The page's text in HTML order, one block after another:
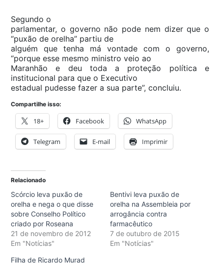
Segundo o
parlamentar, o governo não pode nem dizer que o
“puxão de orelha” partiu de
alguém que tenha má vontade com o governo,
“porque esse mesmo ministro veio ao
Maranhão e deu toda a proteção política e
institucional para que o Executivo
estadual pudesse fazer a sua parte”, concluiu.
Compartilhe isso:
18+ Facebook WhatsApp
Telegram E-mail Imprimir
Relacionado
Scórcio leva puxão de
orelha e nega o que disse
sobre Conselho Político
criado por Roseana
21 de novembro de 2012
Em "Notícias"
Bentivi leva puxão de
orelha na Assembleia por
arrogância contra
farmacêutico
7 de outubro de 2015
Em "Notícias"
Filha de Ricardo Murad